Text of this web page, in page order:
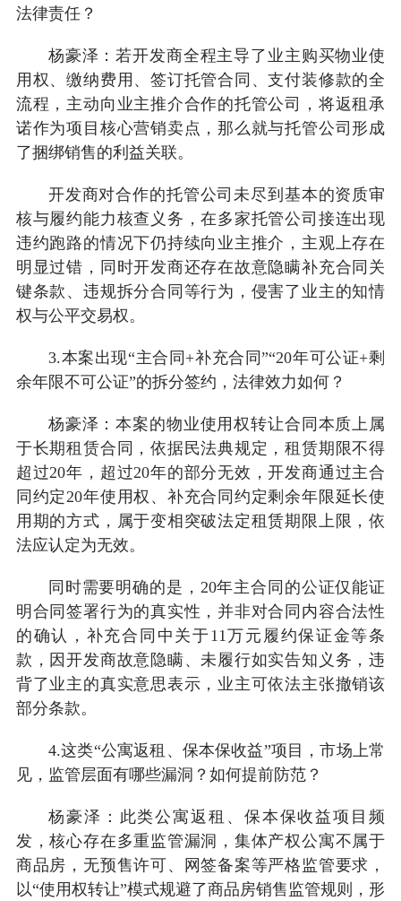
法律责任？
杨豪泽：若开发商全程主导了业主购买物业使
用权、缴纳费用、签订托管合同、支付装修款的全
流程，主动向业主推介合作的托管公司，将返租承
诺作为项目核心营销卖点，那么就与托管公司形成
了捆绑销售的利益关联。
开发商对合作的托管公司未尽到基本的资质审
核与履约能力核查义务，在多家托管公司接连出现
违约跑路的情况下仍持续向业主推介，主观上存在
明显过错，同时开发商还存在故意隐瞒补充合同关
键条款、违规拆分合同等行为，侵害了业主的知情
权与公平交易权。
3.本案出现“主合同+补充合同”“20年可公证+剩
余年限不可公证”的拆分签约，法律效力如何？
杨豪泽：本案的物业使用权转让合同本质上属
于长期租赁合同，依据民法典规定，租赁期限不得
超过20年，超过20年的部分无效，开发商通过主合
同约定20年使用权、补充合同约定剩余年限延长使
用期的方式，属于变相突破法定租赁期限上限，依
法应认定为无效。
同时需要明确的是，20年主合同的公证仅能证
明合同签署行为的真实性，并非对合同内容合法性
的确认，补充合同中关于11万元履约保证金等条
款，因开发商故意隐瞒、未履行如实告知义务，违
背了业主的真实意思表示，业主可依法主张撤销该
部分条款。
4.这类“公寓返租、保本保收益”项目，市场上常
见，监管层面有哪些漏洞？如何提前防范？
杨豪泽：此类公寓返租、保本保收益项目频
发，核心存在多重监管漏洞，集体产权公寓不属于
商品房，无预售许可、网签备案等严格监管要求，
以“使用权转让”模式规避了商品房销售监管规则，形